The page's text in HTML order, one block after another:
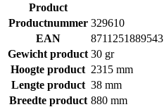
Product
Productnummer 329610
EAN
8711251889543
Gewicht product 30 gr
Hoogte product 2315 mm
Lengte product 38 mm
Breedte product 880 mm